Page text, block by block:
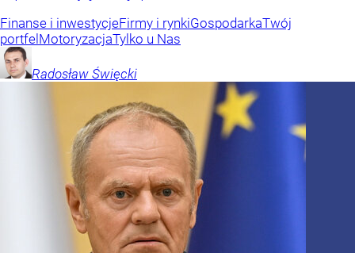
Finanse i inwestycjeFirmy i rynkiGospodarkaTwój
portfelMotoryzacjaTylko u Nas
Radosław Święcki